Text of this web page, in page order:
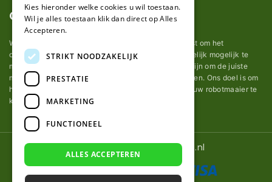
Over ons
Wij van robotmaaier-mesjes.nl doen ons uiterste best om het
onderhoud van robot grasmaaier mesjes zo gemakkelijk mogelijk te
maken. Uit ervaring merkten we hoe lastig het kan zijn om de juiste
messen voor een automatische grasmachine te vinden. Ons doel is om
het u makkelijk te maken om de goede mesjes voor uw robotmaaier te
kopen.
© 2026 Robotmaaier-mesjes.nl
Kies hieronder welke cookies u wil toestaan.
Wil je alles toestaan klik dan direct op Alles
Accepteren.
STRIKT NOODZAKELIJK
PRESTATIE
MARKETING
FUNCTIONEEL
ALLES ACCEPTEREN